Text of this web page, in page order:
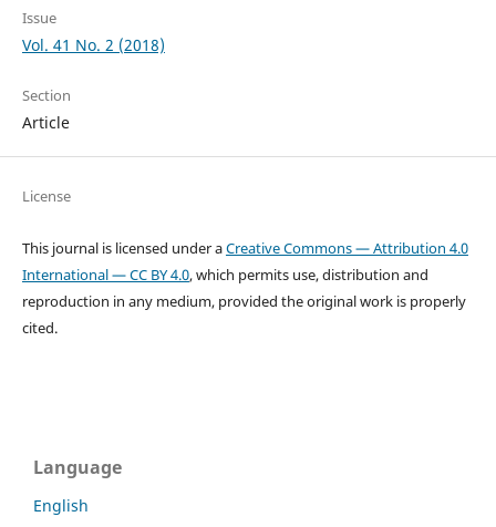
Issue
Vol. 41 No. 2 (2018)
Section
Article
License
This journal is licensed under aCreative Commons — Attribution 4.0
International — CC BY 4.0, which permits use, distribution and
reproduction in any medium, provided the original work is properly
cited.
Language
English